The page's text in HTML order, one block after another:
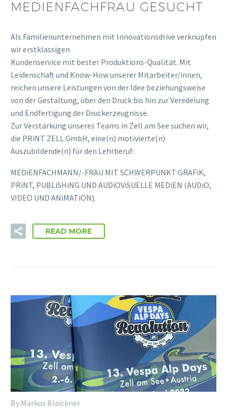
MEDIENFACHFRAU GESUCHT
Als Familienunternehmen mit Innovationsdrive verknüpfen
wir erstklassigen
Kundenservice mit bester Produktions-Qualität. Mit
Leidenschaft und Know-How unserer Mitarbeiter/innen,
reichen unsere Leistungen von der Idee beziehungsweise
von der Gestaltung, über den Druck bis hin zur Veredelung
und Endfertigung der Druckerzeugnisse.
Zur Verstärkung unseres Teams in Zell am See suchen wir,
die PRiNT ZELL GmbH, eine(n) motivierte(n)
Auszubildende(n) für den Lehrberuf:
MEDiENFACHMANN/-FRAU MIT SCHWERPUNKT GRAFiK,
PRiNT, PUBLiSHiNG UND AUDiOViSUELLE MEDiEN (AUDiO,
VIDEO UND ANiMATiON).
READ MORE
By Markus Blaickner